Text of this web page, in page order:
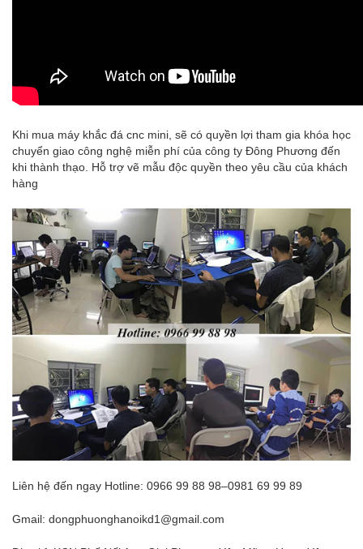
Khi mua máy khắc đá cnc mini, sẽ có quyền lợi tham gia khóa học
chuyển giao công nghệ miễn phí của công ty Đông Phương đến
khi thành thạo. Hỗ trợ vẽ mẫu độc quyền theo yêu cầu của khách
hàng
Liên hệ đến ngay Hotline: 0966 99 88 98–0981 69 99 89
Gmail: dongphuonghanoikd1@gmail.com